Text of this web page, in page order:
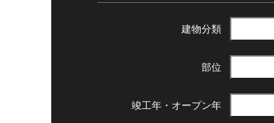
建物分類
部位
竣工年・ オープン年